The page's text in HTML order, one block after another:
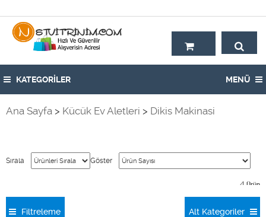
KATEGORİLER MENÜ
Ana Sayfa > Kücük Ev Aletleri > Dikis Makinasi
Sırala Göster
4 Ürün
Filtreleme Alt Kategoriler